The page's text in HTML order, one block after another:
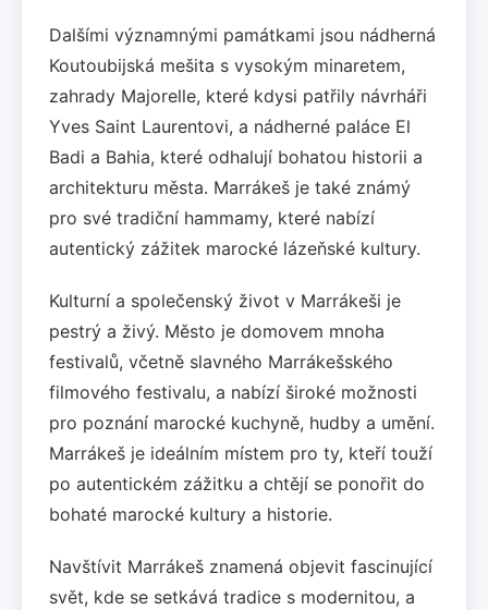
Dalšími významnými památkami jsou nádherná
Koutoubijská mešita s vysokým minaretem,
zahrady Majorelle, které kdysi patřily návrháři
Yves Saint Laurentovi, a nádherné paláce El
Badi a Bahia, které odhalují bohatou historii a
architekturu města. Marrákeš je také známý
pro své tradiční hammamy, které nabízí
autentický zážitek marocké lázeňské kultury.
Kulturní a společenský život v Marrákeši je
pestrý a živý. Město je domovem mnoha
festivalů, včetně slavného Marrákešského
filmového festivalu, a nabízí široké možnosti
pro poznání marocké kuchyně, hudby a umění.
Marrákeš je ideálním místem pro ty, kteří touží
po autentickém zážitku a chtějí se ponořit do
bohaté marocké kultury a historie.
Navštívit Marrákeš znamená objevit fascinující
svět, kde se setkává tradice s modernitou, a